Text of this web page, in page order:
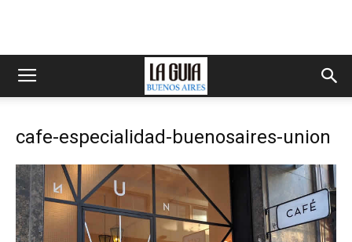
cafe-especialidad-buenosaires-union